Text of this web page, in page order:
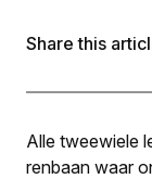
Share this
Alle tweewiele
renbaan waar